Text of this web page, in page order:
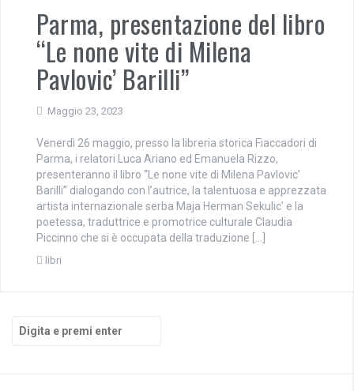
Parma, presentazione del libro
“Le none vite di Milena
Pavlovic’ Barilli”
Maggio 23, 2023
Venerdì 26 maggio, presso la libreria storica Fiaccadori di
Parma, i relatori Luca Ariano ed Emanuela Rizzo,
presenteranno il libro “Le none vite di Milena Pavlovic’
Barilli” dialogando con l’autrice, la talentuosa e apprezzata
artista internazionale serba Maja Herman Sekulic’ e la
poetessa, traduttrice e promotrice culturale Claudia
Piccinno che si è occupata della traduzione […]
libri